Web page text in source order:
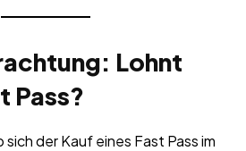
Lohnt
Pass?
der Kauf eines Fast Pass im